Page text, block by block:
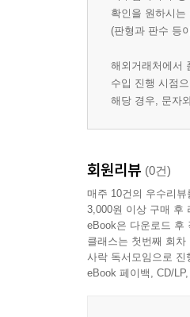
확인을 원하시
(판형과 판수 등
해외거래처에서
수입 진행 시점
해당 경우, 문자
회원리뷰 (0건)
매주 10건의 우수리
3,000원 이상 구매 후
eBook은 다운로드 후
클래스는 첫번째 회
사락 독서모임으로
eBook 페이백, CD/